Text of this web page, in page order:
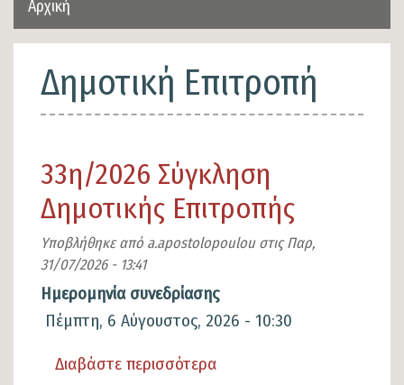
Αρχική
Δημοτική Επιτροπή
33η/2026 Σύγκληση
Δημοτικής Επιτροπής
Υποβλήθηκε από a.apostolopoulouστιςΠαρ,
31/07/2026 - 13:41
Ημερομηνία συνεδρίασης
Πέμπτη, 6 Αύγουστος, 2026 - 10:30
Διαβάστε περισσότερα